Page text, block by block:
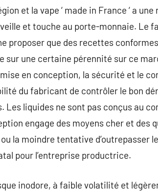
et la vape ‘ made in France ‘ a une
et touche au porte-monnaie. Le
proposer que des recettes
sur une certaine pérennité sur ce
en conception, la sécurité et le
du fabricant de contrôler le bon
liquides ne sont pas conçus au
engage des moyens cher et des
la moindre tentative d’outrepasser
pour l’entreprise productrice.
inodore, à faible volatilité et